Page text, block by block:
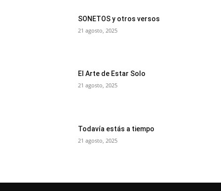
SONETOS y otros versos
21 agosto, 2025
El Arte de Estar Solo
21 agosto, 2025
Todavía estás a tiempo
21 agosto, 2025